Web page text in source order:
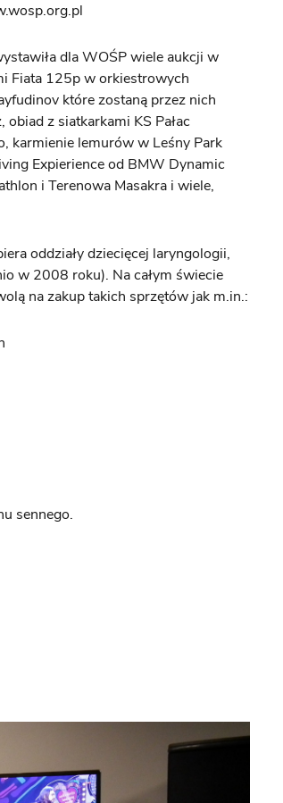
dla WOŚP wiele aukcji w
Fiata 125p w orkiestrowych
które zostaną przez nich
z siatkarkami KS Pałac
karmienie lemurów w Leśny Park
Expierience od BMW Dynamic
i Terenowa Masakra i wiele,
oddziały dziecięcej laryngologii,
w 2008 roku). Na całym świecie
na zakup takich sprzętów jak m.in.:
sennego.